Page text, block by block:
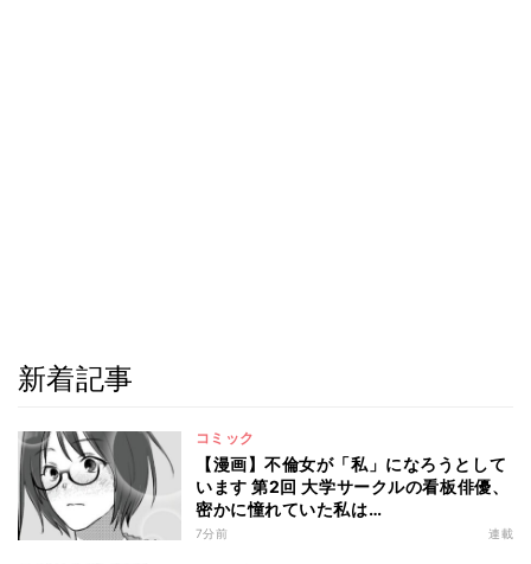
新着記事
コミック
【漫画】不倫女が「私」になろうとして
います 第2回 大学サークルの看板俳優、
密かに憧れていた私は…
7分前 連載